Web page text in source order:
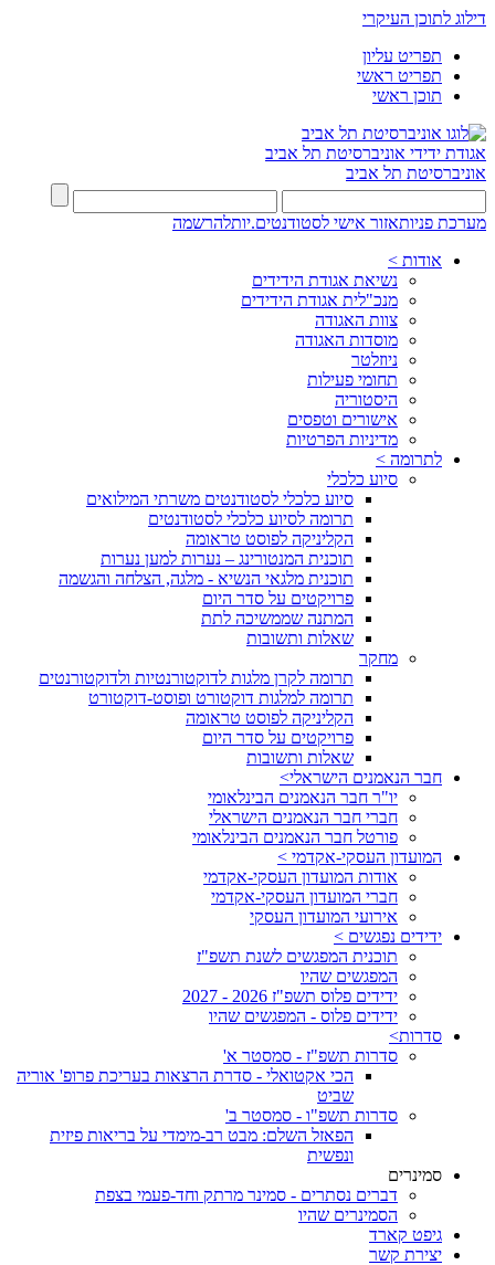
דילוג לתוכן העיקרי
תפריט עליון
תפריט ראשי
תוכן ראשי
אגודת ידידי אוניברסיטת תל אביב
אוניברסיטת תל אביב
מערכת פניותאזור אישי לסטודנטים.יותלהרשמה
אודות >
נשיאת אגודת הידידים
מנכ"לית אגודת הידידים
צוות האגודה
מוסדות האגודה
ניוזלטר
תחומי פעילות
היסטוריה
אישורים וטפסים
מדיניות הפרטיות
לתרומה >
סיוע כלכלי
סיוע כלכלי לסטודנטים משרתי המילואים
תרומה לסיוע כלכלי לסטודנטים
הקליניקה לפוסט טראומה
תוכנית המנטורינג – נערות למען נערות
תוכנית מלגאי הנשיא - מלגה, הצלחה והגשמה
פרויקטים על סדר היום
המתנה שממשיכה לתת
שאלות ותשובות
מחקר
תרומה לקרן מלגות לדוקטורנטיות ולדוקטורנטים
תרומה למלגות דוקטורט ופוסט-דוקטורט
הקליניקה לפוסט טראומה
פרויקטים על סדר היום
שאלות ותשובות
חבר הנאמנים הישראלי>
יו"ר חבר הנאמנים הבינלאומי
חברי חבר הנאמנים הישראלי
פורטל חבר הנאמנים הבינלאומי
המועדון העסקי-אקדמי >
אודות המועדון העסקי-אקדמי
חברי המועדון העסקי-אקדמי
אירועי המועדון העסקי
ידידים נפגשים >
תוכנית המפגשים לשנת תשפ"ז
המפגשים שהיו
ידידים פלוס תשפ"ז 2026 - 2027
ידידים פלוס - המפגשים שהיו
סדרות>
סדרות תשפ"ז - סמסטר א'
הכי אקטואלי - סדרת הרצאות בעריכת פרופ' אוריה
שביט
סדרות תשפ"ו - סמסטר ב'
הפאזל השלם: מבט רב-מימדי על בריאות פיזית
ונפשית
סמינרים
דברים נסתרים - סמינר מרתק וחד-פעמי בצפת
הסמינרים שהיו
גיפט קארד
יצירת קשר